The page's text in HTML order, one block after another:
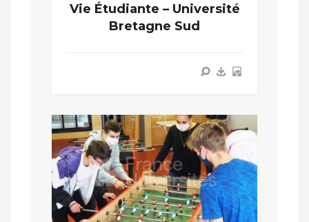
Vie Étudiante – Université
Bretagne Sud